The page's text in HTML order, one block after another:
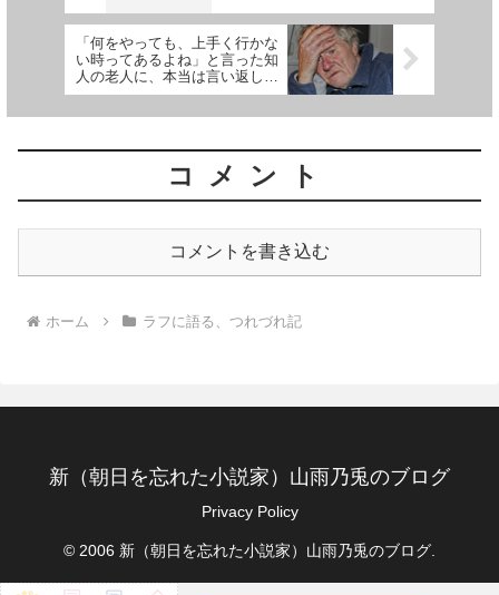
「何をやっても、上手く行かな
い時ってあるよね」と言った知
人の老人に、本当は言い返した
かったこと。
コメント
コメントを書き込む
ホーム ラフに語る、つれづれ記
新（朝日を忘れた小説家）山雨乃兎のブログ
Privacy Policy
© 2006 新（朝日を忘れた小説家）山雨乃兎のブログ.